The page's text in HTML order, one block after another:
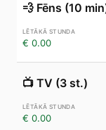
💨 Fēns (10
€ 0.00
📺 TV (3 st.)
€ 0.00